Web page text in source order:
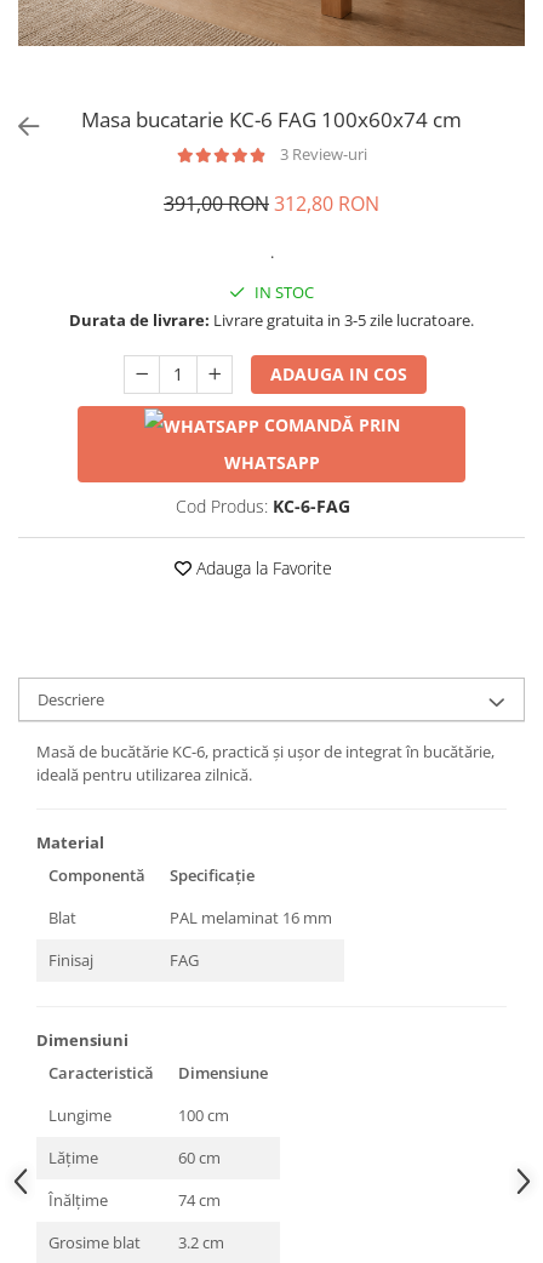
Masa bucatarie KC-6 FAG 100x60x74 cm
3 Review-uri
391,00 RON312,80 RON
.
IN STOC
Durata de livrare: Livrare gratuita in 3-5 zile lucratoare.
ADAUGA IN COS
COMANDĂ PRIN
WHATSAPP
Cod Produs: KC-6-FAG
Adauga la Favorite
Descriere
Masă de bucătărie KC-6, practică și ușor de integrat în bucătărie,
ideală pentru utilizarea zilnică.
Material
Componentă
Specificație
Blat
PAL melaminat 16 mm
Finisaj
FAG
Dimensiuni
Caracteristică
Dimensiune
Lungime
100 cm
Lățime
60 cm
Înălțime
74 cm
Grosime blat
3.2 cm